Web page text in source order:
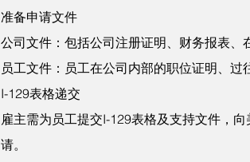
准备申请文件
公司文件：包括公司注册证明、财务报表、
员工文件：员工在公司内部的职位证明、过
I-129表格递交
雇主需为员工提交I-129表格及支持文件，
请。